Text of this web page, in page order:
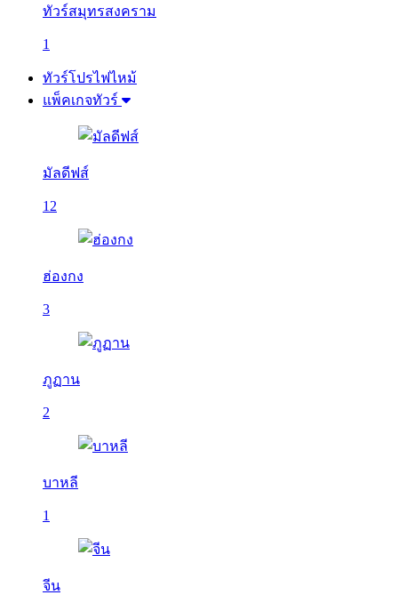
ทัวร์สมุทรสงคราม
1
ทัวร์โปรไฟไหม้
แพ็คเกจทัวร์
มัลดีฟส์
12
ฮ่องกง
3
ภูฏาน
2
บาหลี
1
จีน